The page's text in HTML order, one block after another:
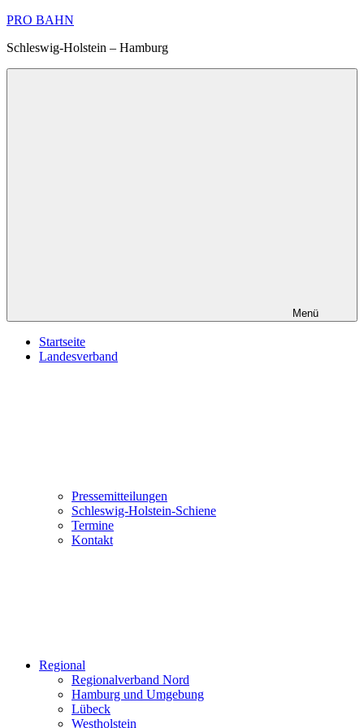
Zum
springen
PRO BAHN
Schleswig-Holstein – Hamburg
Menü
Startseite
Landesverband
Pressemitteilungen
Schleswig-Holstein-Schiene
Termine
Kontakt
Regional
Regionalverband Nord
Hamburg und Umgebung
Lübeck
Westholstein